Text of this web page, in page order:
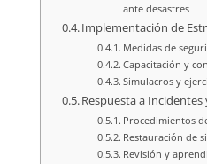
ante desastres
Implementación de
Medidas de
Capacitación y
Simulacros y
Respuesta a Incidentes
Procedimientos
Restauración de
Revisión y